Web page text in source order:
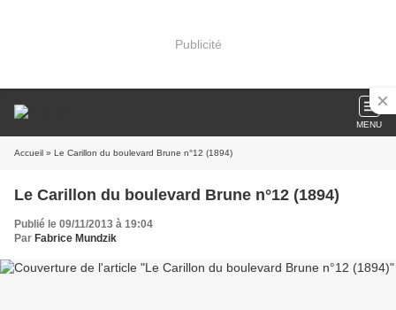
Publicité
MENU
Accueil » Le Carillon du boulevard Brune n°12 (1894)
Le Carillon du boulevard Brune n°12 (1894)
Publié le 09/11/2013 à 19:04
Par Fabrice Mundzik